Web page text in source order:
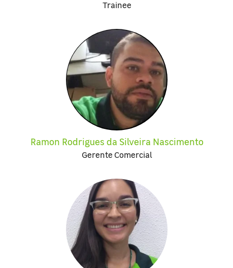
Trainee
Ramon Rodrigues da Silveira Nascimento
Gerente Comercial